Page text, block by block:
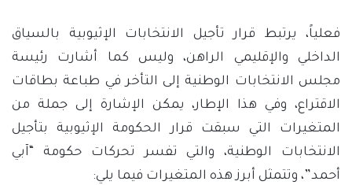
فعلياً، يرتبط قرار تأجيل الانتخابات الإثيوبية بالسياق
الداخلي والإقليمي الراهن، وليس كما أشارت رئيسة
مجلس الانتخابات الوطنية إلى التأخر في طباعة بطاقات
الاقتراع، وفي هذا الإطار، يمكن الإشارة إلى جملة من
المتغيرات التي سبقت قرار الحكومة الإثيوبية بتأجيل
الانتخابات الوطنية، والتي تفسر تحركات حكومة “آبي
أحمد”، وتتمثل أبرز هذه المتغيرات فيما يلي: